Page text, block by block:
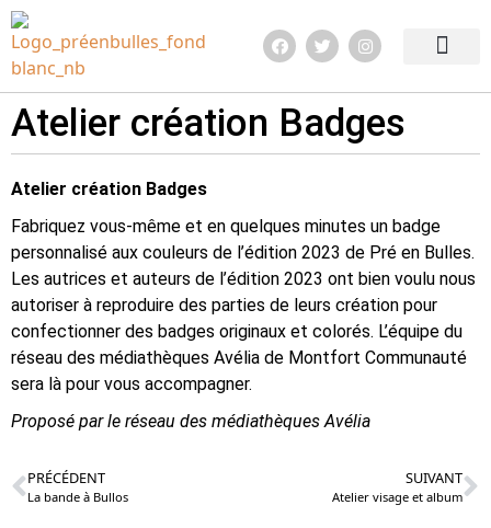
Atelier création Badges
Atelier création Badges
Fabriquez vous-même et en quelques minutes un badge
personnalisé aux couleurs de l’édition 2023 de Pré en Bulles.
Les autrices et auteurs de l’édition 2023 ont bien voulu nous
autoriser à reproduire des parties de leurs création pour
confectionner des badges originaux et colorés. L’équipe du
réseau des médiathèques Avélia de Montfort Communauté
sera là pour vous accompagner.
Proposé par le réseau des médiathèques Avélia
PRÉCÉDENT
La bande à Bullos
SUIVANT
Atelier visage et album